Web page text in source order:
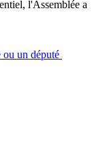
l'Assemblée a
ou un député